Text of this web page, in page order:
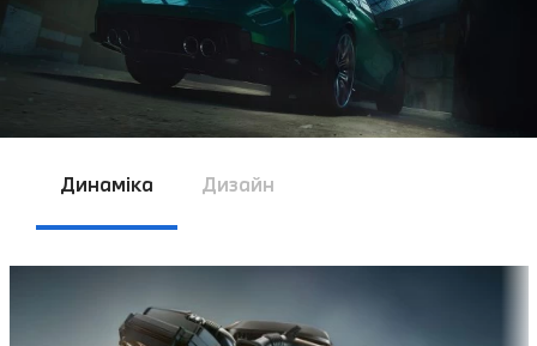
Динаміка Дизайн